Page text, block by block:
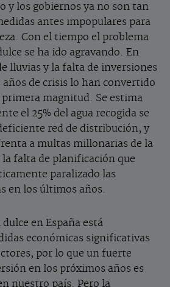
y los gobiernos ya no son tan
antes impopulares para
Con el tiempo el problema
se ha ido agravando. En
lluvias y la falta de inversiones
de crisis lo han convertido
magnitud. Se estima
el 25% del agua recogida se
red de distribución, y
a multas millonarias de la
falta de planificación que
paralizado las
en los últimos años.
dulce en España está
económicas significativas
por lo que un fuerte
en los próximos años es
nuestro país. Pero la